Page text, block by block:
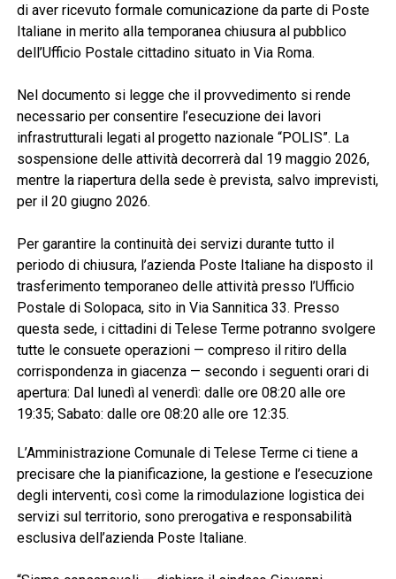
di aver ricevuto formale comunicazione da parte di Poste
Italiane in merito alla temporanea chiusura al pubblico
dell’Ufficio Postale cittadino situato in Via Roma.
Nel documento si legge che il provvedimento si rende
necessario per consentire l’esecuzione dei lavori
infrastrutturali legati al progetto nazionale “POLIS”. La
sospensione delle attività decorrerà dal 19 maggio 2026,
mentre la riapertura della sede è prevista, salvo imprevisti,
per il 20 giugno 2026.
Per garantire la continuità dei servizi durante tutto il
periodo di chiusura, l’azienda Poste Italiane ha disposto il
trasferimento temporaneo delle attività presso l’Ufficio
Postale di Solopaca, sito in Via Sannitica 33. Presso
questa sede, i cittadini di Telese Terme potranno svolgere
tutte le consuete operazioni — compreso il ritiro della
corrispondenza in giacenza — secondo i seguenti orari di
apertura: Dal lunedì al venerdì: dalle ore 08:20 alle ore
19:35; Sabato: dalle ore 08:20 alle ore 12:35.
L’Amministrazione Comunale di Telese Terme ci tiene a
precisare che la pianificazione, la gestione e l’esecuzione
degli interventi, così come la rimodulazione logistica dei
servizi sul territorio, sono prerogativa e responsabilità
esclusiva dell’azienda Poste Italiane.